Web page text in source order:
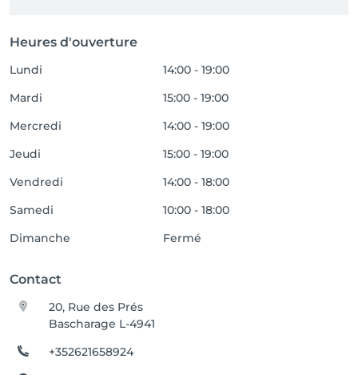
Heures d'ouverture
Lundi
14:00 - 19:00
Mardi
15:00 - 19:00
Mercredi
14:00 - 19:00
Jeudi
15:00 - 19:00
Vendredi
14:00 - 18:00
Samedi
10:00 - 18:00
Dimanche
Fermé
Contact
20, Rue des Prés
Bascharage L-4941
+352621658924